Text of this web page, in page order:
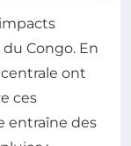
Congo. En
ont
ces
entraîne des